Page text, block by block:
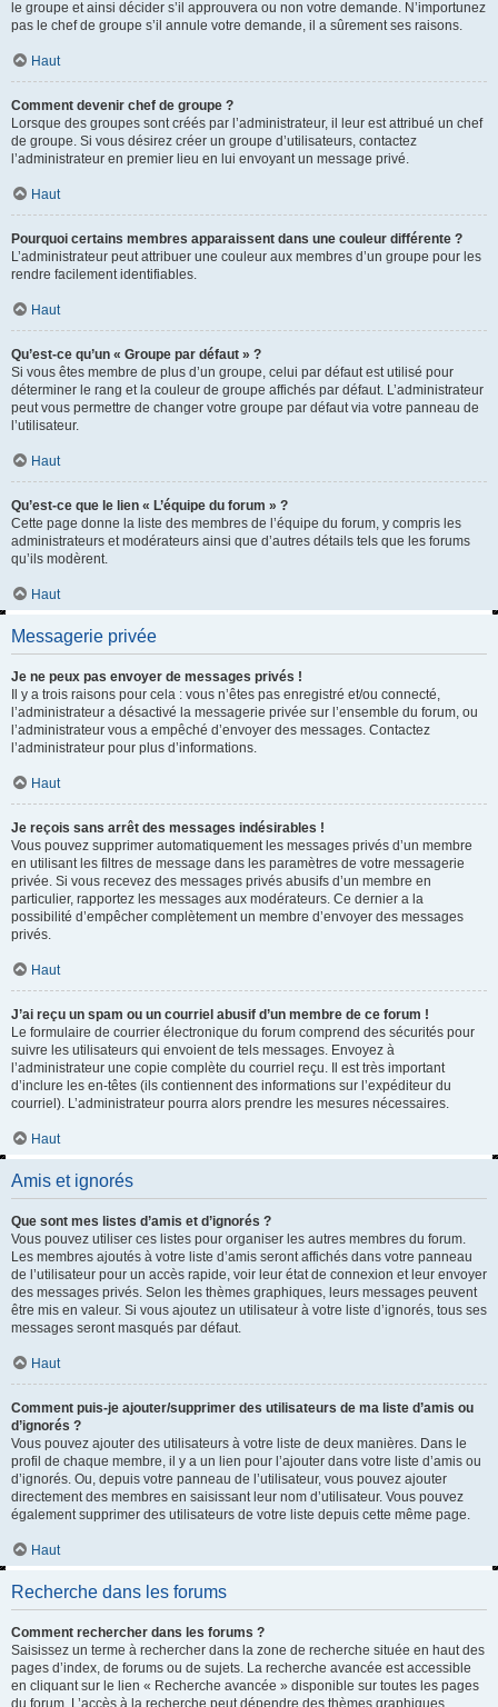
le groupe et ainsi décider s’il approuvera ou non votre demande. N’importunez
pas le chef de groupe s’il annule votre demande, il a sûrement ses raisons.
Haut
Comment devenir chef de groupe ?
Lorsque des groupes sont créés par l’administrateur, il leur est attribué un chef
de groupe. Si vous désirez créer un groupe d’utilisateurs, contactez
l’administrateur en premier lieu en lui envoyant un message privé.
Haut
Pourquoi certains membres apparaissent dans une couleur différente ?
L’administrateur peut attribuer une couleur aux membres d’un groupe pour les
rendre facilement identifiables.
Haut
Qu’est-ce qu’un « Groupe par défaut » ?
Si vous êtes membre de plus d’un groupe, celui par défaut est utilisé pour
déterminer le rang et la couleur de groupe affichés par défaut. L’administrateur
peut vous permettre de changer votre groupe par défaut via votre panneau de
l’utilisateur.
Haut
Qu’est-ce que le lien « L’équipe du forum » ?
Cette page donne la liste des membres de l’équipe du forum, y compris les
administrateurs et modérateurs ainsi que d’autres détails tels que les forums
qu’ils modèrent.
Haut
Messagerie privée
Je ne peux pas envoyer de messages privés !
Il y a trois raisons pour cela : vous n’êtes pas enregistré et/ou connecté,
l’administrateur a désactivé la messagerie privée sur l’ensemble du forum, ou
l’administrateur vous a empêché d’envoyer des messages. Contactez
l’administrateur pour plus d’informations.
Haut
Je reçois sans arrêt des messages indésirables !
Vous pouvez supprimer automatiquement les messages privés d’un membre
en utilisant les filtres de message dans les paramètres de votre messagerie
privée. Si vous recevez des messages privés abusifs d’un membre en
particulier, rapportez les messages aux modérateurs. Ce dernier a la
possibilité d’empêcher complètement un membre d’envoyer des messages
privés.
Haut
J’ai reçu un spam ou un courriel abusif d’un membre de ce forum !
Le formulaire de courrier électronique du forum comprend des sécurités pour
suivre les utilisateurs qui envoient de tels messages. Envoyez à
l’administrateur une copie complète du courriel reçu. Il est très important
d’inclure les en-têtes (ils contiennent des informations sur l’expéditeur du
courriel). L’administrateur pourra alors prendre les mesures nécessaires.
Haut
Amis et ignorés
Que sont mes listes d’amis et d’ignorés ?
Vous pouvez utiliser ces listes pour organiser les autres membres du forum.
Les membres ajoutés à votre liste d’amis seront affichés dans votre panneau
de l’utilisateur pour un accès rapide, voir leur état de connexion et leur envoyer
des messages privés. Selon les thèmes graphiques, leurs messages peuvent
être mis en valeur. Si vous ajoutez un utilisateur à votre liste d’ignorés, tous ses
messages seront masqués par défaut.
Haut
Comment puis-je ajouter/supprimer des utilisateurs de ma liste d’amis ou
d’ignorés ?
Vous pouvez ajouter des utilisateurs à votre liste de deux manières. Dans le
profil de chaque membre, il y a un lien pour l’ajouter dans votre liste d’amis ou
d’ignorés. Ou, depuis votre panneau de l’utilisateur, vous pouvez ajouter
directement des membres en saisissant leur nom d’utilisateur. Vous pouvez
également supprimer des utilisateurs de votre liste depuis cette même page.
Haut
Recherche dans les forums
Comment rechercher dans les forums ?
Saisissez un terme à rechercher dans la zone de recherche située en haut des
pages d’index, de forums ou de sujets. La recherche avancée est accessible
en cliquant sur le lien « Recherche avancée » disponible sur toutes les pages
du forum. L’accès à la recherche peut dépendre des thèmes graphiques